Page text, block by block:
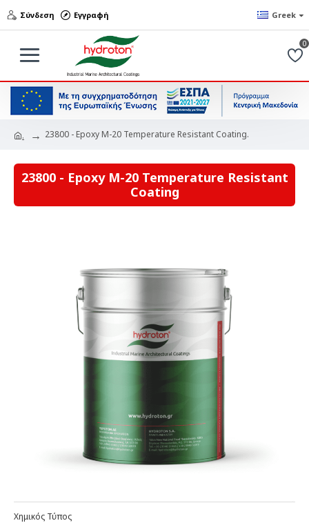
Σύνδεση Εγγραφή Greek
0
. 23800 - Epoxy M-20 Temperature Resistant Coating.
23800 - Epoxy M-20 Temperature Resistant
Coating
Χημικός Τύπος